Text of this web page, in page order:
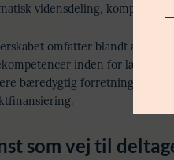
vidensdeling,
omfatter blandt andet
inden for læring
bæredygtig
som vej til